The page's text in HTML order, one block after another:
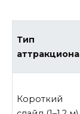
Тип
аттракциона
Короткий